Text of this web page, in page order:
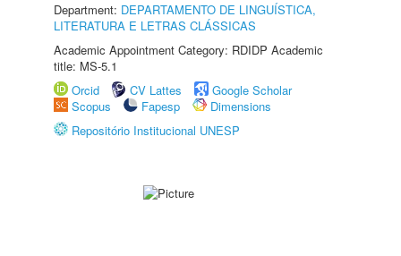
Department: DEPARTAMENTO DE LINGUÍSTICA,
LITERATURA E LETRAS CLÁSSICAS
Academic Appointment Category: RDIDP Academic
title: MS-5.1
Orcid
CV Lattes
Google Scholar
Scopus
Fapesp
Dimensions
Repositório Institucional UNESP